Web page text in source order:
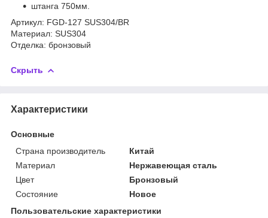
штанга 750мм.
Артикул: FGD-127 SUS304/BR
Материал: SUS304
Отделка: бронзовый
Скрыть
Характеристики
Основные
Страна производитель
Китай
Материал
Нержавеющая сталь
Цвет
Бронзовый
Состояние
Новое
Пользовательские характеристики